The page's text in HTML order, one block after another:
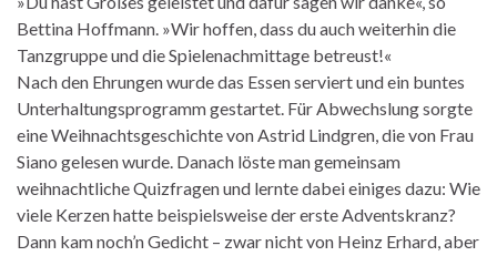
Bettina Hoffmann. »Wir hoffen, dass du auch weiterhin die
Tanzgruppe und die Spielenachmittage betreust!«
Nach den Ehrungen wurde das Essen serviert und ein buntes
Unterhaltungsprogramm gestartet. Für Abwechslung sorgte
eine Weihnachtsgeschichte von Astrid Lindgren, die von Frau
Siano gelesen wurde. Danach löste man gemeinsam
weihnachtliche Quizfragen und lernte dabei einiges dazu: Wie
viele Kerzen hatte beispielsweise der erste Adventskranz?
Dann kam noch’n Gedicht – zwar nicht von Heinz Erhard, aber